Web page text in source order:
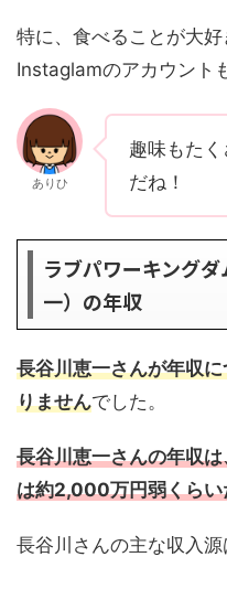
特に、食べることが大
Instaglamのアカウント
ありひ
趣味もた
だね！
ラブパワーキング
一）の年収
長谷川恵一さんが年収
りませんでした。
長谷川恵一さんの年収
は約2,000万円弱くらい
長谷川さんの主な収入源